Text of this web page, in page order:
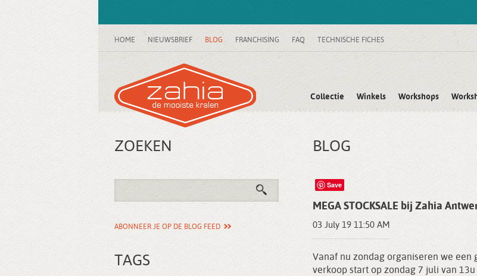
HOME NIEUWSBRIEF BLOG FRANCHISING FAQ TECHNISCHE FICHES
Collectie Winkels Workshops
BLOG
Save
MEGA STOCKSALE bij Zahia
03 July 19 11:50 AM
Vanaf nu zondag organiseren we een
verkoop start op zondag 7 juli van
ZOEKEN
ABONNEER JE OP DE BLOG FEED
TAGS